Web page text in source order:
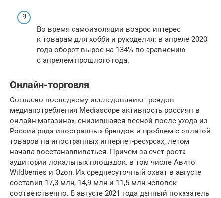
Во время самоизоляции возрос интерес
к товарам для хобби и рукоделия: в апреле 2020
года оборот вырос на 134% по сравнению
с апрелем прошлого года.
Онлайн-торговля
Согласно последнему исследованию трендов
медиапотребления Mediascope активность россиян в
онлайн-магазинах, снизившаяся весной после ухода из
России ряда иностранных брендов и проблем с оплатой
товаров на иностранных интернет-ресурсах, летом
начала восстанавливаться. Причем за счет роста
аудитории локальных площадок, в том числе Авито,
Wildberries и Ozon. Их среднесуточный охват в августе
составил 17,3 млн, 14,9 млн и 11,5 млн человек
соответственно. В августе 2021 года данный показатель